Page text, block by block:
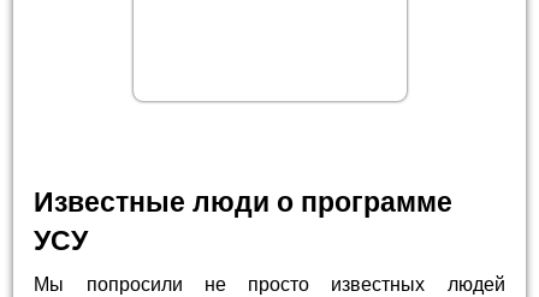
Известные люди о программе
УСУ
Мы попросили не просто известных людей